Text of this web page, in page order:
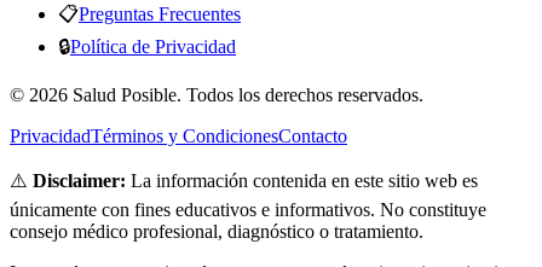
📋Preguntas Frecuentes
🔒Política de Privacidad
© 2026 Salud Posible. Todos los derechos reservados.
PrivacidadTérminos y CondicionesContacto
⚠️ Disclaimer: La información contenida en este sitio web es
únicamente con fines educativos e informativos. No constituye
consejo médico profesional, diagnóstico o tratamiento.